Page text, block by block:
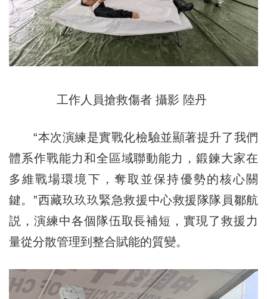
工作人員搶救傷者 攝影 陸丹
“本次演練是實戰化檢驗並顯著提升了我們
體系作戰能力和全區域聯動能力，鍛鍊大家在
多維戰場環境下，奪取並保持優勢的核心關
鍵。”西藏玖玖玖緊急救援中心救援隊隊員鄒航
説，演練中各個隊伍取長補短，實現了救援力
量從分散管理到整合賦能的質變。